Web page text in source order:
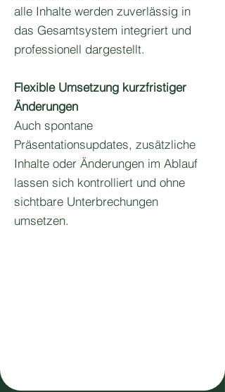
alle Inhalte werden zuverlässig in
das Gesamtsystem integriert und
professionell dargestellt.
Flexible Umsetzung kurzfristiger
Änderungen
Auch spontane
Präsentationsupdates, zusätzliche
Inhalte oder Änderungen im Ablauf
lassen sich kontrolliert und ohne
sichtbare Unterbrechungen
umsetzen.